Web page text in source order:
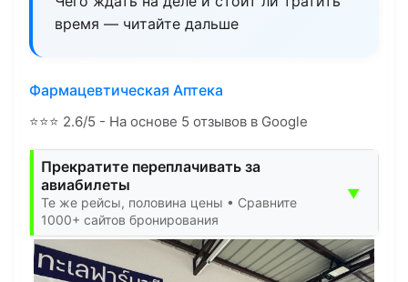
время — читайте дальше
Фармацевтическая Аптека
⭐⭐⭐ 2.6/5 - На основе 5 отзывов в Google
Прекратите переплачивать за
авиабилеты
Те же рейсы, половина цены • Сравните
1000+ сайтов бронирования
▼